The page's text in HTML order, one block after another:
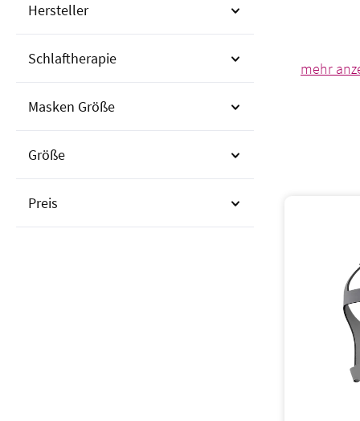
Hersteller
Schlaftherapie
Masken Größe
Größe
Preis